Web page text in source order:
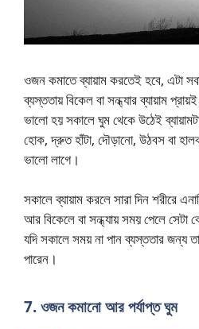
ওজন কমাতে ব্যায়াম করতেই হবে, এটা
ব্যস্ততায় বিকেল বা সন্ধ্যার ব্যায়াম
ভালো হয় সকালে ঘুম থেকে উঠেই
হোক, দ্রুত হাঁটা, দৌড়ানো, উঠবস বা
ভালো লাগে।
সকালে ব্যায়াম করলে সারা দিন শরীরে
আর বিকেলে বা সন্ধ্যায় সময় পেলে সেটা
যদি সকালে সময় না পান ব্যস্ততার জন্য
পারেন।
7. ওজন কমানো আর পর্যাপ্ত ঘুম